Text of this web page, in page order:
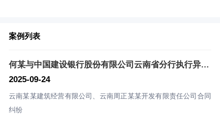
案例列表
何某与中国建设银行股份有限公司云南省分行执行异议、执行之诉案
2025-09-24
云南某某建筑经营有限公司、云南周正某某开发有限责任公司合同
纠纷